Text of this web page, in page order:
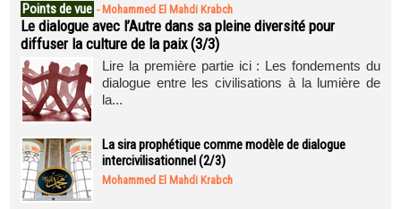
Points de vue - Mohammed El Mahdi Krabch
Le dialogue avec l’Autre dans sa pleine diversité pour
diffuser la culture de la paix (3/3)
Lire la première partie ici : Les fondements du
dialogue entre les civilisations à la lumière de
la...
La sira prophétique comme modèle de dialogue
intercivilisationnel (2/3)
Mohammed El Mahdi Krabch